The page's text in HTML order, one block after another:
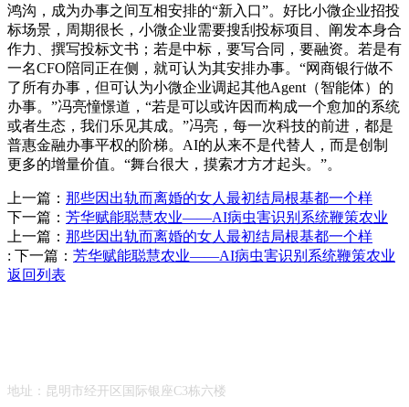
鸿沟，成为办事之间互相安排的“新入口”。好比小微企业招投
标场景，周期很长，小微企业需要搜刮投标项目、阐发本身合
作力、撰写投标文书；若是中标，要写合同，要融资。若是有
一名CFO陪同正在侧，就可认为其安排办事。“网商银行做不
了所有办事，但可认为小微企业调起其他Agent（智能体）的
办事。”冯亮憧憬道，“若是可以或许因而构成一个愈加的系统
或者生态，我们乐见其成。”冯亮，每一次科技的前进，都是
普惠金融办事平权的阶梯。AI的从来不是代替人，而是创制
更多的增量价值。“舞台很大，摸索才方才起头。”。
上一篇： 那些因出轨而离婚的女人最初结局根基都一个样
下一篇： 芳华赋能聪慧农业——AI病虫害识别系统鞭策农业
上一篇： 那些因出轨而离婚的女人最初结局根基都一个样
: 下一篇： 芳华赋能聪慧农业——AI病虫害识别系统鞭策农业
返回列表
地址：昆明市经开区国际银座C3栋六楼